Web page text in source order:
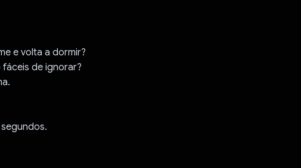
e volta a dormir?
de ignorar?